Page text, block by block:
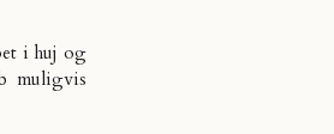
i huj og
muligvis